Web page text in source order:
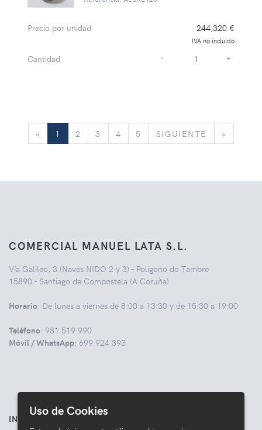
Precio por unidad 244,320 €
IVA no incluido
Cantidad - +
« 1 2 3 4 5 SIGUIENTE SIGUIENTE
»
COMERCIAL MANUEL LATA S.L.
Vía Galileo, 3 (Naves NIDO 2 y 3) - Polígono do Tambre
15890 - Santiago de Compostela (A Coruña)
Horario: De lunes a viernes de 8:00 a 13:30 y de 15:30 a 19:00
Teléfono: 981 519 990
Móvil / WhatsApp: 699 924 393
INFORMACIÓN
Uso de Cookies